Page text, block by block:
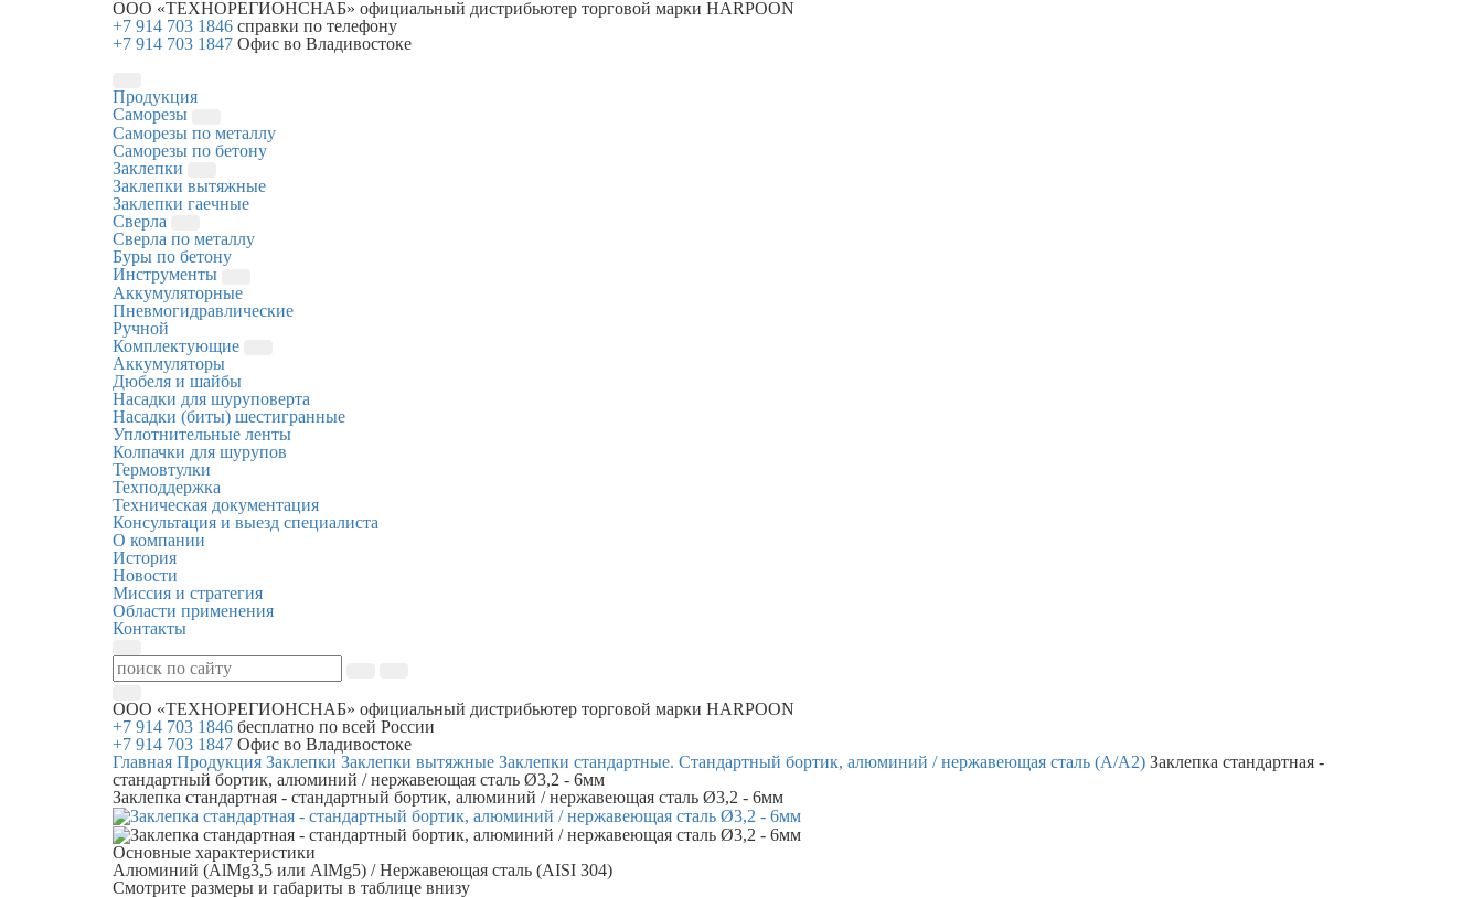
ООО «ТЕХНОРЕГИОНСНАБ» официальный дистрибьютер торговой марки HARPOON
+7 914 703 1846 справки по телефону
+7 914 703 1847 Офис во Владивостоке
Продукция
Саморезы
Саморезы по металлу
Саморезы по бетону
Заклепки
Заклепки вытяжные
Заклепки гаечные
Сверла
Сверла по металлу
Буры по бетону
Инструменты
Аккумуляторные
Пневмогидравлические
Ручной
Комплектующие
Аккумуляторы
Дюбеля и шайбы
Насадки для шуруповерта
Насадки (биты) шестигранные
Уплотнительные ленты
Колпачки для шурупов
Термовтулки
Техподдержка
Техническая документация
Консультация и выезд специалиста
О компании
История
Новости
Миссия и стратегия
Области применения
Контакты
ООО «ТЕХНОРЕГИОНСНАБ» официальный дистрибьютер торговой марки HARPOON
+7 914 703 1846 бесплатно по всей России
+7 914 703 1847 Офис во Владивостоке
Главная Продукция Заклепки Заклепки вытяжные Заклепки стандартные. Стандартный бортик, алюминий / нержавеющая сталь (А/А2) Заклепка стандартная -
стандартный бортик, алюминий / нержавеющая сталь Ø3,2 - 6мм
Заклепка стандартная - стандартный бортик, алюминий / нержавеющая сталь Ø3,2 - 6мм
Основные характеристики
Алюминий (AlMg3,5 или AlMg5) / Нержавеющая сталь (AISI 304)
Смотрите размеры и габариты в таблице внизу